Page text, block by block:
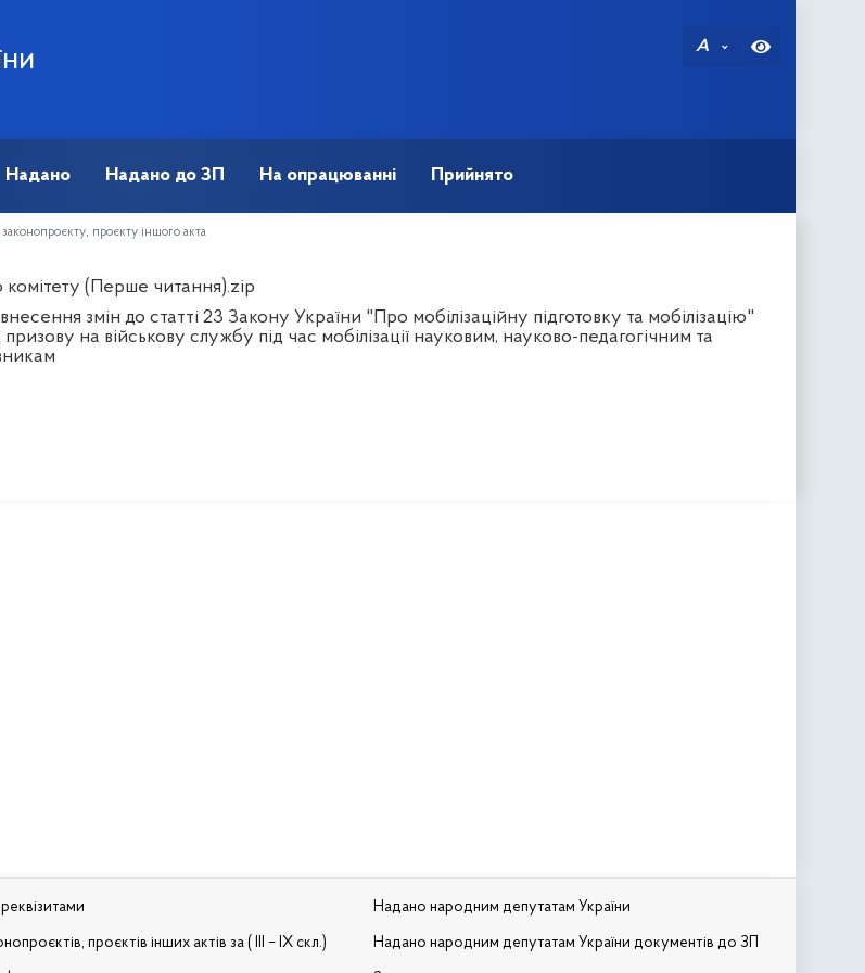
A
Надано Надано до ЗП На опрацюванні Прийнято
законопроєкту, проєкту іншого акта
комітету (Перше читання).zip
змін до статті 23 Закону України "Про мобілізаційну підготовку та мобілізацію"
на військову службу під час мобілізації науковим, науково-педагогічним та
проєктів інших актів за ( III – IX скл.)
Надано народним депутатам України
Надано народним депутатам України документів до ЗП